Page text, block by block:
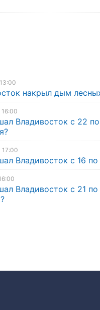
накрыл дым
Владивосток с 22
17:00
Владивосток с 16 по
Владивосток с 21 по